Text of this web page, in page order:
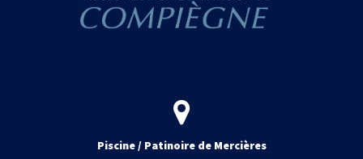
Piscine / Patinoire de Mercières